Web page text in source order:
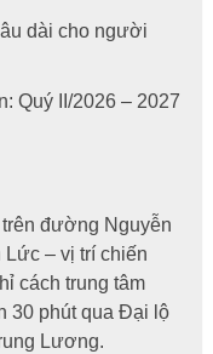
dài cho người
Quý II/2026 – 2027
trên đường Nguyễn
Lức – vị trí chiến
cách trung tâm
30 phút qua Đại lộ
Lương.